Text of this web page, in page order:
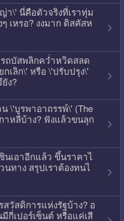
า\' นี่คือตัวจริงที่เราทุ่ม
เหรอ? งงมาก ดิสคัสห
ถบัสพลิกคว่ำหวิดสลด
กเลิก\' หรือ \'ปรับปรุง\'
ง?
\'บูรพาอาถรรพ์\' (The
าหลีบ้าง? ฟังแล้วขนลุก
นเอาอีกแล้ว ขึ้นราคาไ
ทาง สรุปเราต้องทนไ
วัสดิการแห่งรัฐบ้าง? อ
กี่เปอร์เซ็นต์ หรือแค่เสี